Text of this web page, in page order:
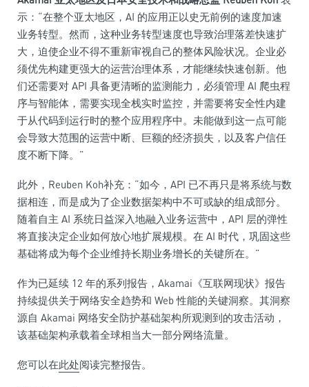
示：“在整个亚太地区，AI 的应用正以史无前例的速度加速
业务转型。然而，这种业务转型速度也导致治理落差快速扩
大，迫使企业不得不重新审视自己的整体风险状况。企业必
须优先构建更强大的运营治理体系，才能继续快速创新。他
们还需要对 API 具备更清晰的监测能力，必须管理 AI 爬虫程
序与智能体，需要实现全栈实时监控，并需要将安全性内建
于从代码到运行时的整个应用程序中。未能做到这一点可能
会导致大范围的运营中断、巨额的经济损失，以及客户信任
度不断下降。”
此外，Reuben Koh补充：“如今，API 已不再只是将系统与数
据相连，而是成为了企业数据架构中不可或缺的组成部分。
随着自主 AI 系统日益深入地融入业务运营中，API 层的弹性
将直接决定企业如何放心地扩展规模。在 AI 时代，巩固这些
基础将成为每个企业维持长期业务增长的关键所在。”
作为已延续 12 年的系列报告，Akamai《互联网现状》报告
持续提供关于网络安全趋势和 Web 性能的关键洞察。其洞察
源自 Akamai 网络安全防护基础架构所观测到的攻击活动，
该基础架构承载着全球相当大一部分网络流量。
您可以在此处阅读完整报告。